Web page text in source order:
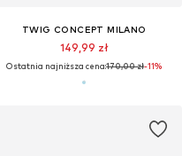
TWIG CONCEPT MILANO
149,99 zł
Ostatnia najniższa cena:170,00 zł-11%